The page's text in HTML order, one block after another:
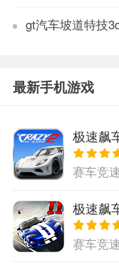
gt汽车坡道特技
最新手机游戏
极速飙
赛车竞速
极速飙
赛车竞速